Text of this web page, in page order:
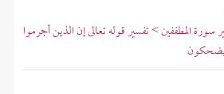
سورة المطففين > تفسير قوله تعالى إن الذين أجرموا
يضحكون